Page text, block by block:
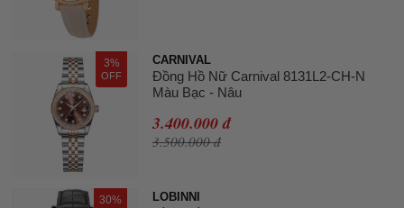
3%
OFF
CARNIVAL
Đồng Hồ Nữ Carnival 8131L2-CH-N
Màu Bạc - Nâu
3.400.000 đ
3.500.000 đ
30% LOBINNI